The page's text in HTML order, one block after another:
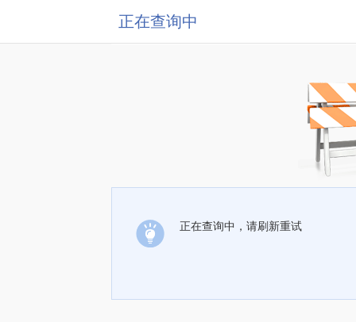
正在查询中
正在查询中，请刷新重试